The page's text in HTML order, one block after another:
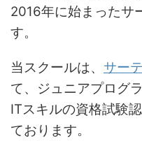
2016年に始まったサ
す。
当スクールは、 サー
て、ジュニアプログ
ITスキルの資格試験
ております。